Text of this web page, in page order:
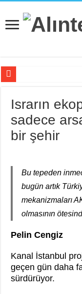
Kayapınar’a JES
Hissizleşmenin
“Siyasi Bilinç”
İsviçre’nin İade Ettiği
Fail Erkekler Yargıda
KORTEKS İşçileri 20
Lenin: “Engels’in
Bir Mezar Taşı
Israrın
sadece
bir şehir
Bu tepeden
bugün artık
mekanizmaları
olmasının
Pelin Cengiz
Kanal İstanbul
geçen gün daha
sürdürüyor.